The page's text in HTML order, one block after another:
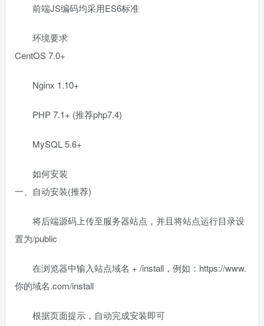
前端JS编码均采用ES6标准
环境要求
CentOS 7.0+
Nginx 1.10+
PHP 7.1+ (推荐php7.4)
MySQL 5.6+
如何安装
一、自动安装(推荐)
将后端源码上传至服务器站点，并且将站点运行目录设
置为/public
在浏览器中输入站点域名 + /install，例如：https://www.
你的域名.com/install
根据页面提示，自动完成安装即可